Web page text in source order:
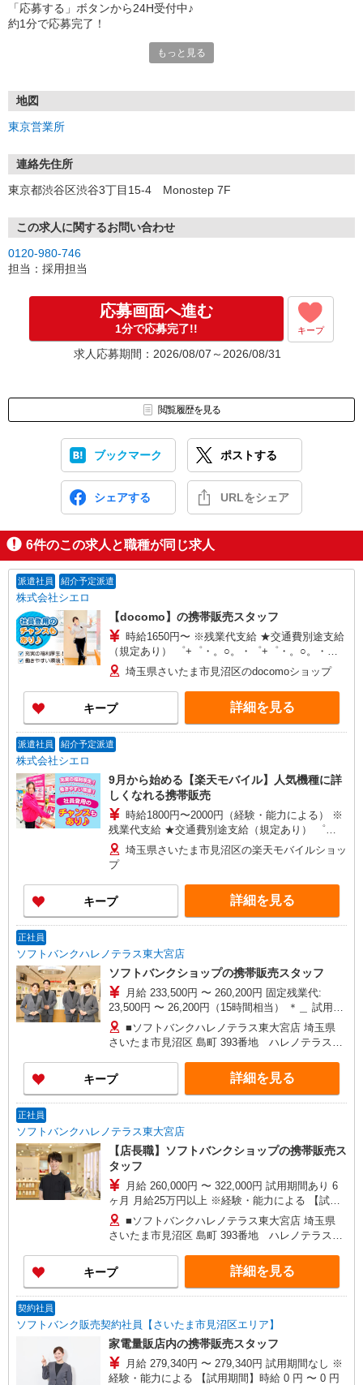
「応募する」ボタンから24H受付中♪
約1分で応募完了！
①応募から3営業日を目安に、メールorお電話でご連絡します。
★スマホでWEB面接（LINEなど）・出張面接・事務所面接と選べま
す
③面接実施（履歴書不要）
※ご希望があれば、職場見学の調整もOKです！
お気軽にご応募ください♪
もっと見る
地図
東京営業所
連絡先住所
東京都渋谷区渋谷3丁目15-4 Monostep 7F
この求人に関するお問い合わせ
0120-980-746
担当：採用担当
応募画面へ進む
1分で応募完了!! キープ
求人応募期間：2026/08/07～2026/08/31
閲覧履歴を見る
ブックマーク ポストする
シェアする URLをシェア
6件のこの求人と職種が同じ求人
派遣社員 紹介予定派遣
株式会社シエロ
【docomo】の携帯販売スタッフ
時給1650円〜 ※残業代支給 ★交通費別途支給
（規定あり） ゜+゜・。○。・゜+゜・。○。・゜
+゜ 入社祝い金10万円支給(規定有) お友達を紹介
頂くと, インセンティブ支給(規定有) ★月2回払
い・週払い可能（規程有）★ ゜・。○。・゜
+゜・。○。・゜+゜
埼玉県さいたま市見沼区のdocomoショップ
キープ 詳細を見る
派遣社員 紹介予定派遣
株式会社シエロ
9月から始める【楽天モバイル】人気機種に詳
しくなれる携帯販売
時給1800円〜2000円（経験・能力による） ※
残業代支給 ★交通費別途支給（規定あり） ゜
+゜・。○。・゜+゜・。○。・゜+゜ 入社祝い金10
万円支給(規定有) お友達を紹介頂くと, インセンテ
ィブ支給(規定有) ★月2回払い・週払い可能（規程
有）★ ゜・。○。・゜+゜・。○。・゜+゜
埼玉県さいたま市見沼区の楽天モバイルショッ
プ
キープ 詳細を見る
正社員
ソフトバンクハレノテラス東大宮店
ソフトバンクショップの携帯販売スタッフ
月給 233,500円 〜 260,200円 固定残業代:
23,500円 〜 26,200円（15時間相当） ＊＿ 試用期
間あり 6ヶ月 月給25万円以上 ※経験・能力による
【試用期間】月給 233500 円 〜 260200 円
■ソフトバンクハレノテラス東大宮店 埼玉県
さいたま市見沼区 島町 393番地 ハレノテラスC
キープ 詳細を見る
正社員
ソフトバンクハレノテラス東大宮店
【店長職】ソフトバンクショップの携帯販売ス
タッフ
月給 260,000円 〜 322,000円 試用期間あり 6
ヶ月 月給25万円以上 ※経験・能力による 【試用
期間】月給 260000 円 〜 322000 円
■ソフトバンクハレノテラス東大宮店 埼玉県
さいたま市見沼区 島町 393番地 ハレノテラスC
キープ 詳細を見る
契約社員
ソフトバンク販売契約社員【さいたま市見沼区エリア】
家電量販店内の携帯販売スタッフ
月給 279,340円 〜 279,340円 試用期間なし ※
経験・能力による 【試用期間】時給 0 円 〜 0 円